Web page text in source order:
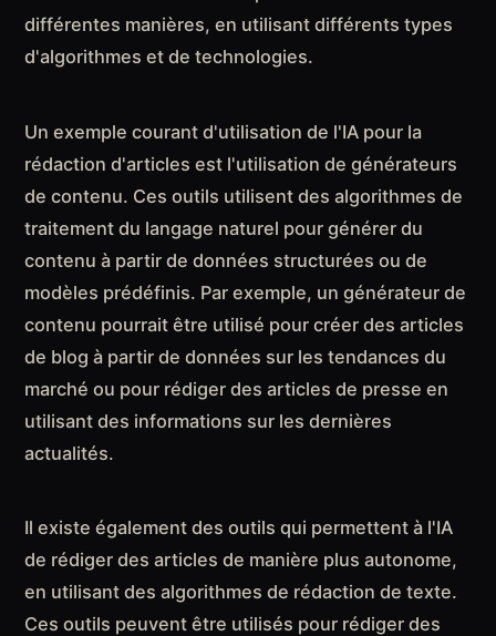
différentes manières, en utilisant différents types
d'algorithmes et de technologies.
Un exemple courant d'utilisation de l'IA pour la
rédaction d'articles est l'utilisation de générateurs
de contenu. Ces outils utilisent des algorithmes de
traitement du langage naturel pour générer du
contenu à partir de données structurées ou de
modèles prédéfinis. Par exemple, un générateur de
contenu pourrait être utilisé pour créer des articles
de blog à partir de données sur les tendances du
marché ou pour rédiger des articles de presse en
utilisant des informations sur les dernières
actualités.
Il existe également des outils qui permettent à l'IA
de rédiger des articles de manière plus autonome,
en utilisant des algorithmes de rédaction de texte.
Ces outils peuvent être utilisés pour rédiger des